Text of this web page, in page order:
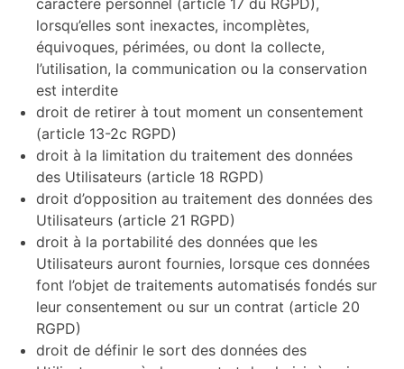
caractère personnel (article 17 du RGPD),
lorsqu’elles sont inexactes, incomplètes,
équivoques, périmées, ou dont la collecte,
l’utilisation, la communication ou la conservation
est interdite
droit de retirer à tout moment un consentement
(article 13-2c RGPD)
droit à la limitation du traitement des données
des Utilisateurs (article 18 RGPD)
droit d’opposition au traitement des données des
Utilisateurs (article 21 RGPD)
droit à la portabilité des données que les
Utilisateurs auront fournies, lorsque ces données
font l’objet de traitements automatisés fondés sur
leur consentement ou sur un contrat (article 20
RGPD)
droit de définir le sort des données des